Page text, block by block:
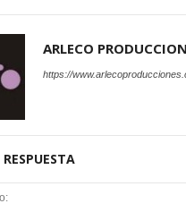
ARLECO
https://